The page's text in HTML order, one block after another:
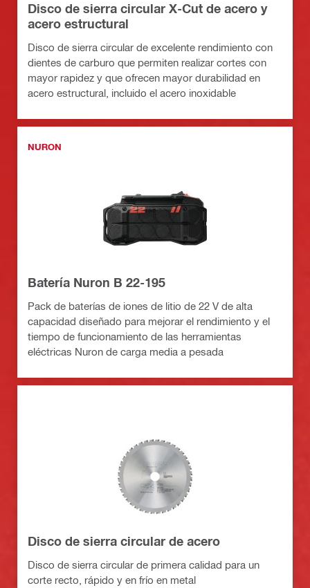
Disco de sierra circular X-Cut de acero y
acero estructural
Disco de sierra circular de excelente rendimiento con
dientes de carburo que permiten realizar cortes con
mayor rapidez y que ofrecen mayor durabilidad en
acero estructural, incluido el acero inoxidable
NURON
Batería Nuron B 22-195
Pack de baterías de iones de litio de 22 V de alta
capacidad diseñado para mejorar el rendimiento y el
tiempo de funcionamiento de las herramientas
eléctricas Nuron de carga media a pesada
Disco de sierra circular de acero
Disco de sierra circular de primera calidad para un
corte recto, rápido y en frío en metal